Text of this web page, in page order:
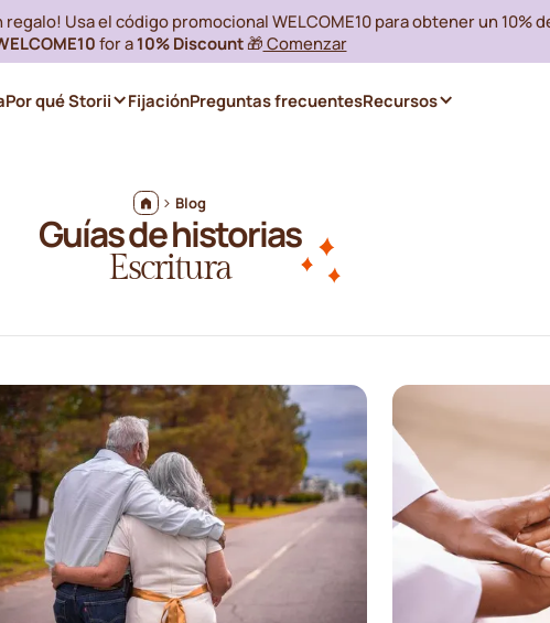
regalo! Usa el código promocional WELCOME10 para obtener un 10%
for a10% Discount🎁 Comenzar
Por qué Storii FijaciónPreguntas frecuentesRecursos
Blog
Guías de historias
Escritura